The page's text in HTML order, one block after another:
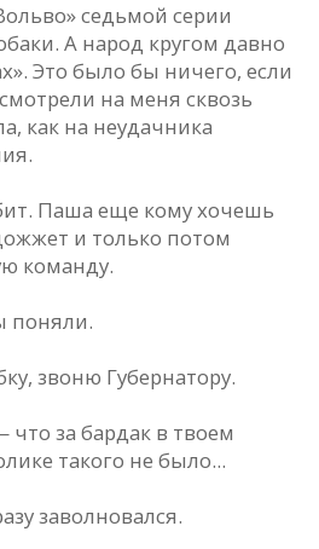
седьмой серии
А народ кругом давно
Это было бы ничего, если
на меня сквозь
как на неудачника
Паша еще кому хочешь
и только потом
команду.
поняли.
звоню Губернатору.
за бардак в твоем
такого не было...
заволновался.